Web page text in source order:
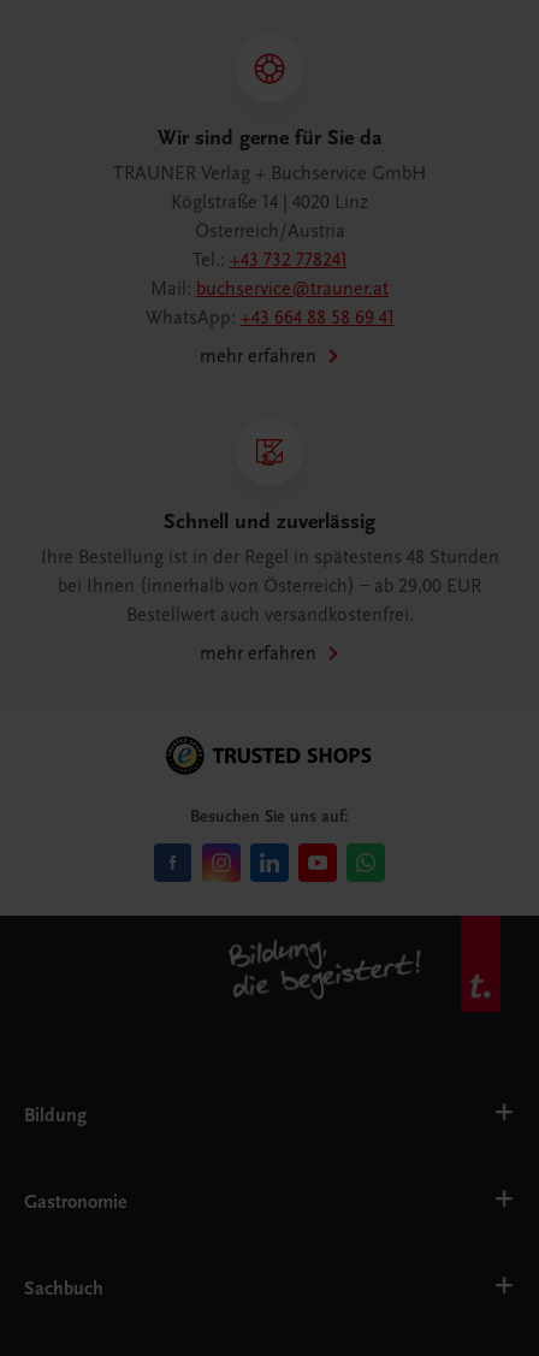
Wir sind gerne für Sie da
TRAUNER Verlag + Buchservice GmbH
Köglstraße 14 | 4020 Linz
Österreich/Austria
Tel.: +43 732 778241
Mail: buchservice@trauner.at
WhatsApp: +43 664 88 58 69 41
mehr erfahren
Schnell und zuverlässig
Ihre Bestellung ist in der Regel in spätestens 48 Stunden
bei Ihnen (innerhalb von Österreich) – ab 29,00 EUR
Bestellwert auch versandkostenfrei.
mehr erfahren
Besuchen Sie uns auf:
Bildung
AHS
EWF/ZWF
FW
Gastronomie
Getränke
Sachbuch